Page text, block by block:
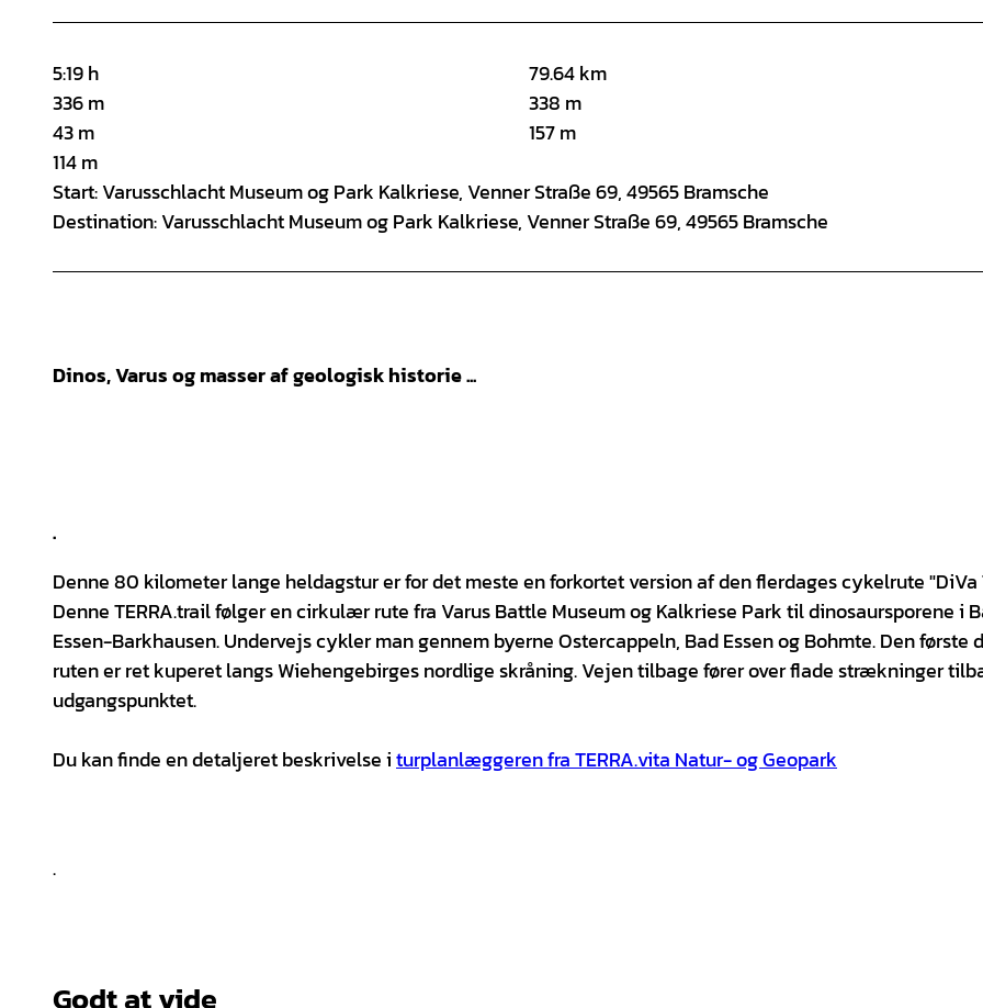
5:19 h
79.64 km
336 m
338 m
43 m
157 m
114 m
Start: Varusschlacht Museum og Park Kalkriese, Venner Straße 69, 49565 Bramsche
Destination: Varusschlacht Museum og Park Kalkriese, Venner Straße 69, 49565 Bramsche
Dinos, Varus og masser af geologisk historie ...
.
Denne 80 kilometer lange heldagstur er for det meste en forkortet version af den flerdages cykelrute "DiVa
Denne TERRA.trail følger en cirkulær rute fra Varus Battle Museum og Kalkriese Park til dinosaursporene i
Essen-Barkhausen. Undervejs cykler man gennem byerne Ostercappeln, Bad Essen og Bohmte. Den første
ruten er ret kuperet langs Wiehengebirges nordlige skråning. Vejen tilbage fører over flade strækninger
udgangspunktet.
Du kan finde en detaljeret beskrivelse iturplanlæggeren fra TERRA.vita Natur- og Geopark
.
Godt at vide